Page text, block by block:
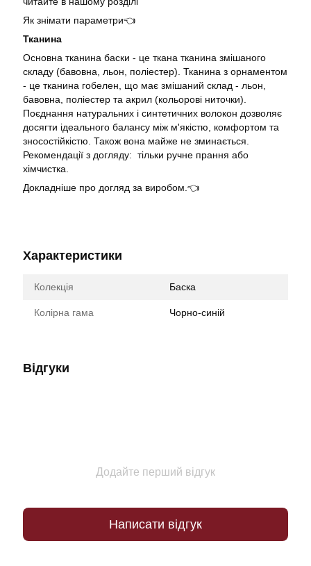
Як знімати параметри👈
Тканина
Основна тканина баски - це ткана тканина змішаного
складу (бавовна, льон, поліестер). Тканина з орнаментом
- це тканина гобелен, що має змішаний склад - льон,
бавовна, поліестер та акрил (кольорові ниточки).
Поєднання натуральних і синтетичних волокон дозволяє
досягти ідеального балансу між м'якістю, комфортом та
зносостійкістю. Також вона майже не зминається.
Рекомендації з догляду: тільки ручне прання або
хімчистка.
Докладніше про догляд за виробом.👈
Характеристики
Колекція Баска
Колірна гама Чорно-синій
Відгуки
Додайте перший відгук
Написати відгук